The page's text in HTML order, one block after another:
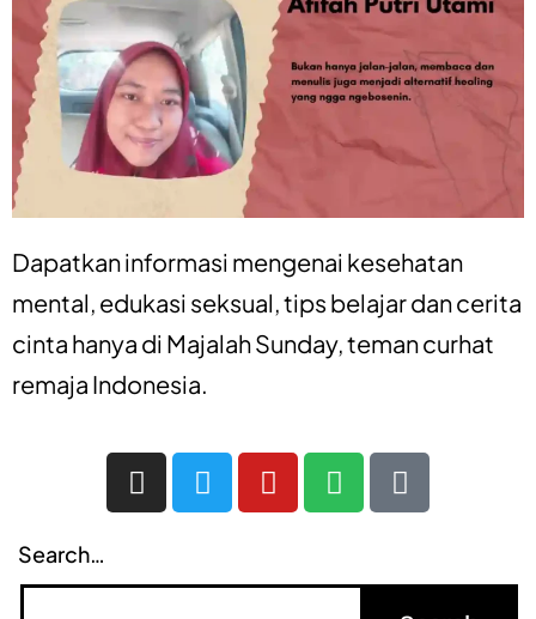
Dapatkan informasi mengenai kesehatan
mental, edukasi seksual,tips belajardancerita
cinta hanya di Majalah Sunday, teman curhat
remaja Indonesia.
Search…